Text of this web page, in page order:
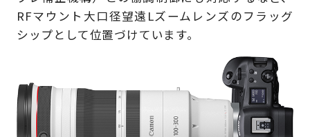
RFマウント大口径望遠Lズームレンズのフラッグ
シップとして位置づけています。